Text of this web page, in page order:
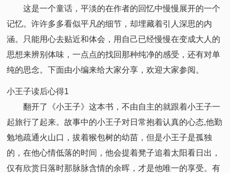
这是一个童话，平淡的在作者的回忆中慢慢展开的一个
记忆。许许多多看似平凡的细节，却埋藏着引人深思的内
涵。只能用心去贴近和体会，用自己已经慢慢在变成大人的
思想来辨别体味，一点点的找回那种纯净的感受，还有对单
纯的思念。下面由小编来给大家分享，欢迎大家参阅。
小王子读后心得1
翻开了《小王子》这本书，不由自主的就跟着小王子一
起旅行了起来。故事中的小王子对日常抱着认真的心态,他勤
勉地疏通火山口，拔着猴包树的幼苗，但是小王子是孤独
的，在他心情低落的时间，他会提着凳子追着太阳看日出，
仅有欣赏日落时那脉脉含情的余晖，才是他唯一的享受。有